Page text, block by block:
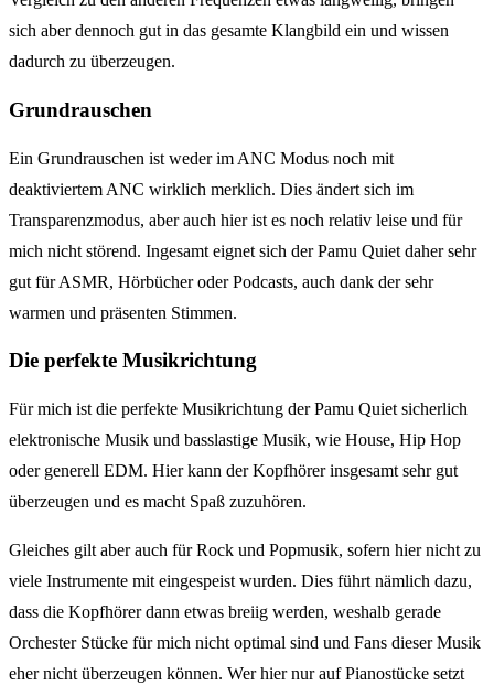
sich aber dennoch gut in das gesamte Klangbild ein und wissen
dadurch zu überzeugen.
Grundrauschen
Ein Grundrauschen ist weder im ANC Modus noch mit
deaktiviertem ANC wirklich merklich. Dies ändert sich im
Transparenzmodus, aber auch hier ist es noch relativ leise und für
mich nicht störend. Ingesamt eignet sich der Pamu Quiet daher sehr
gut für ASMR, Hörbücher oder Podcasts, auch dank der sehr
warmen und präsenten Stimmen.
Die perfekte Musikrichtung
Für mich ist die perfekte Musikrichtung der Pamu Quiet sicherlich
elektronische Musik und basslastige Musik, wie House, Hip Hop
oder generell EDM. Hier kann der Kopfhörer insgesamt sehr gut
überzeugen und es macht Spaß zuzuhören.
Gleiches gilt aber auch für Rock und Popmusik, sofern hier nicht zu
viele Instrumente mit eingespeist wurden. Dies führt nämlich dazu,
dass die Kopfhörer dann etwas breiig werden, weshalb gerade
Orchester Stücke für mich nicht optimal sind und Fans dieser Musik
eher nicht überzeugen können. Wer hier nur auf Pianostücke setzt